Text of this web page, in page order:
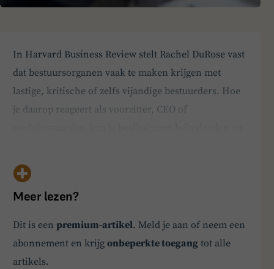
In Harvard Business Review stelt Rachel DuRose vast
dat bestuursorganen vaak te maken krijgen met
lastige, kritische of zelfs vijandige bestuurders. Hoe
je daarop reageert als voorzitter, CEO of
aan die helpt begrijpen waar de vijandigheid vandaan
komt en biedt praktische tips voor gesprekken vo…
Meer lezen?
Dit is eenpremium-artikel. Meld je aan of neem een
abonnement en krijgonbeperkte toegang tot alle
artikels.
BoardBuddy